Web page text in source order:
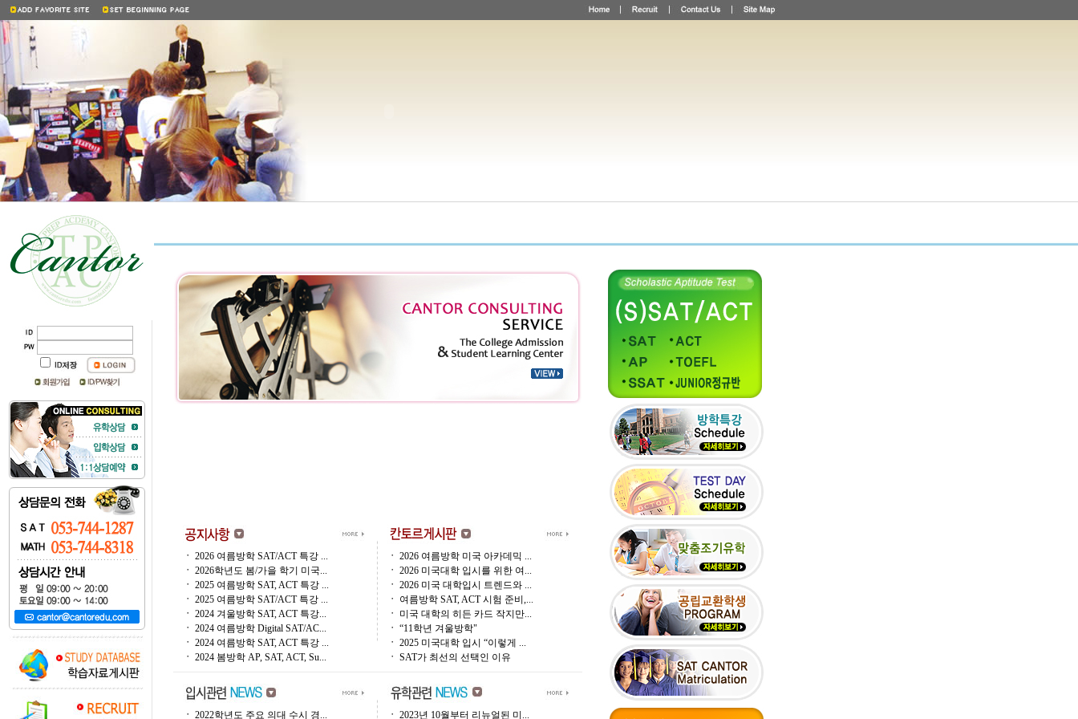
ㆍ 2026 여름방학 SAT/ACT 특강 ...
ㆍ 2026학년도 봄/가을 학기 미국...
ㆍ 2025 여름방학 SAT, ACT 특강 ...
ㆍ 2025 여름방학 SAT/ACT 특강 ...
ㆍ 2024 겨울방학 SAT, ACT 특강...
ㆍ 2024 여름방학 Digital SAT/AC...
ㆍ 2024 여름방학 SAT, ACT 특강 ...
ㆍ 2024 봄방학 AP, SAT, ACT, Su...
ㆍ 2026 여름방학 미국 아카데믹 ...
ㆍ 2026 미국대학 입시를 위한 여...
ㆍ 2026 미국 대학입시 트렌드와 ...
ㆍ
여름방학 SAT, ACT 시험 준비,...
ㆍ
미국 대학의 히든 카드 작지만...
ㆍ “11학년 겨울방학"
ㆍ 2025 미국대학 입시 “이렇게 ...
ㆍ SAT가 최선의 선택인 이유
ㆍ 2022학년도 주요 의대 수시 경... ㆍ 2023년 10월부터 리뉴얼된 미...